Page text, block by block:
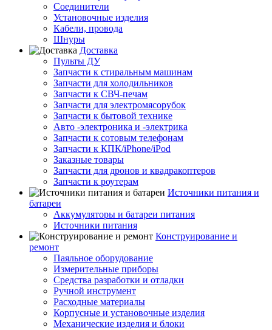
Соединители
Установочные изделия
Кабели, провода
Шнуры
Доставка
Пульты ДУ
Запчасти к стиральным машинам
Запчасти для холодильников
Запчасти к СВЧ-печам
Запчасти для электромясорубок
Запчасти к бытовой технике
Авто -электроника и -электрика
Запчасти к сотовым телефонам
Запчасти к КПК/iPhone/iPod
Заказные товары
Запчасти для дронов и квадракоптеров
Запчасти к роутерам
Источники питания и
батареи
Аккумуляторы и батареи питания
Источники питания
Конструирование и
ремонт
Паяльное оборудование
Измерительные приборы
Средства разработки и отладки
Ручной инструмент
Расходные материалы
Корпусные и установочные изделия
Механические изделия и блоки